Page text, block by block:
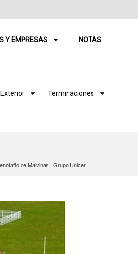
Y EMPRESAS NOTAS
Exterior Terminaciones
de Malvinas | Grupo Unicer